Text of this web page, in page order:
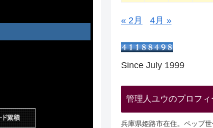
« 2月 4月 »
Since July 1999
管理人ユウのプロフィ
兵庫県姫路市在住。ペップ世